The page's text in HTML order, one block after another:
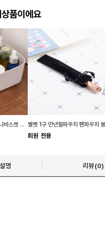
품이에요
직사각 플라스틱바구니 미니바스켓 손잡이 소품
회원 전용
명 리뷰(0)